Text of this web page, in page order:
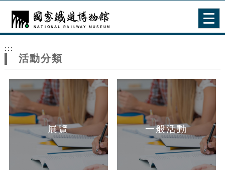
網
站
主
題
:::
活動分類
展覽 一般活動